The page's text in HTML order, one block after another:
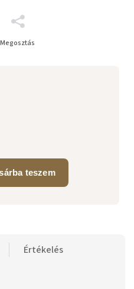
teszem
Megosztás
Értékelés